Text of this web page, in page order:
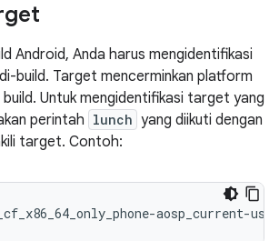
Android, Anda harus mengidentifikasi
build. Target mencerminkan platform
Untuk mengidentifikasi target yang
perintah lunch yang diikuti dengan
target. Contoh:
aosp_current-